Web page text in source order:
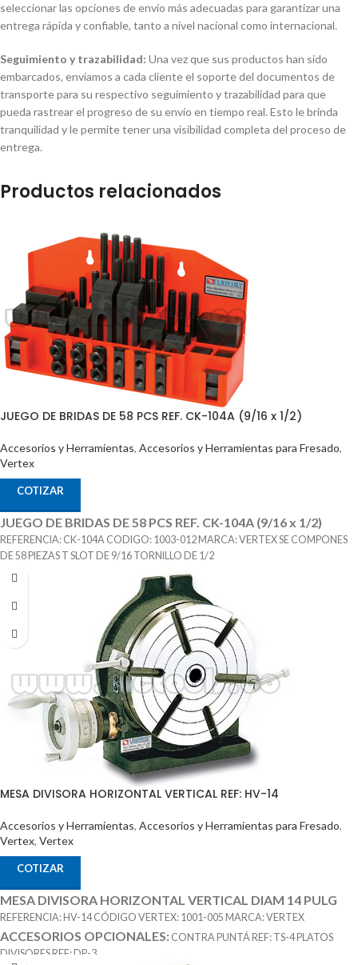
seleccionar las opciones de envío más adecuadas para garantizar una
entrega rápida y confiable, tanto a nivel nacional como internacional.
Seguimiento y trazabilidad: Una vez que sus productos han sido
embarcados, enviamos a cada cliente el soporte del documentos de
transporte para su respectivo seguimiento y trazabilidad para que
pueda rastrear el progreso de su envío en tiempo real. Esto le brinda
tranquilidad y le permite tener una visibilidad completa del proceso de
entrega.
Productos relacionados
JUEGO DE BRIDAS DE 58 PCS REF. CK-104A (9/16 x 1/2)
Accesorios y Herramientas, Accesorios y Herramientas para Fresado,
Vertex
COTIZAR
JUEGO DE BRIDAS DE 58 PCS REF. CK-104A (9/16 x 1/2)
REFERENCIA: CK-104A CODIGO: 1003-012 MARCA: VERTEX SE COMPONES
DE 58 PIEZAS T SLOT DE 9/16 TORNILLO DE 1/2
MESA DIVISORA HORIZONTAL VERTICAL REF: HV-14
Accesorios y Herramientas, Accesorios y Herramientas para Fresado,
Vertex, Vertex
COTIZAR
MESA DIVISORA HORIZONTAL VERTICAL DIAM 14 PULG
REFERENCIA: HV-14 CÓDIGO VERTEX: 1001-005 MARCA: VERTEX
ACCESORIOS OPCIONALES: CONTRA PUNTÁ REF: TS-4 PLATOS
DIVISORES REF: DP-3